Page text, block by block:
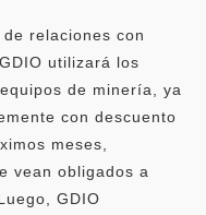
relaciones con
utilizará los
de minería, ya
con descuento
meses,
vean obligados a
GDIO